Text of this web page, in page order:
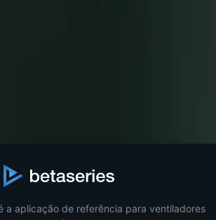
a aplicação de referência para ventiladores